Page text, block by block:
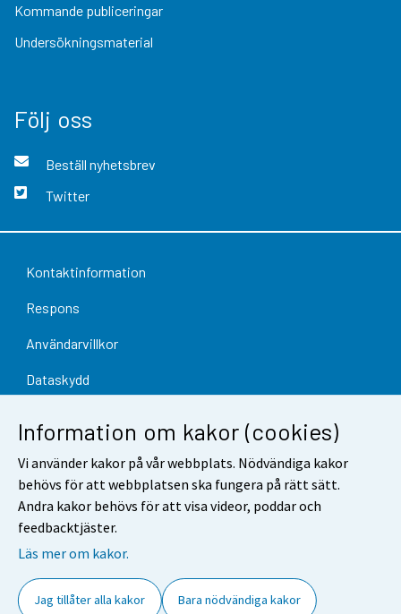
Information om kakor (cookies)
Vi använder kakor på vår webbplats. Nödvändiga kakor
behövs för att webbplatsen ska fungera på rätt sätt.
Andra kakor behövs för att visa videor, poddar och
feedbacktjäster.
Läs mer om kakor.
Jag tillåter alla kakor Bara nödvändiga kakor
Kommande publiceringar
Undersökningsmaterial
Följ oss
Beställ nyhetsbrev
Twitter
Kontaktinformation
Respons
Användarvillkor
Dataskydd
Cookie-inställningar